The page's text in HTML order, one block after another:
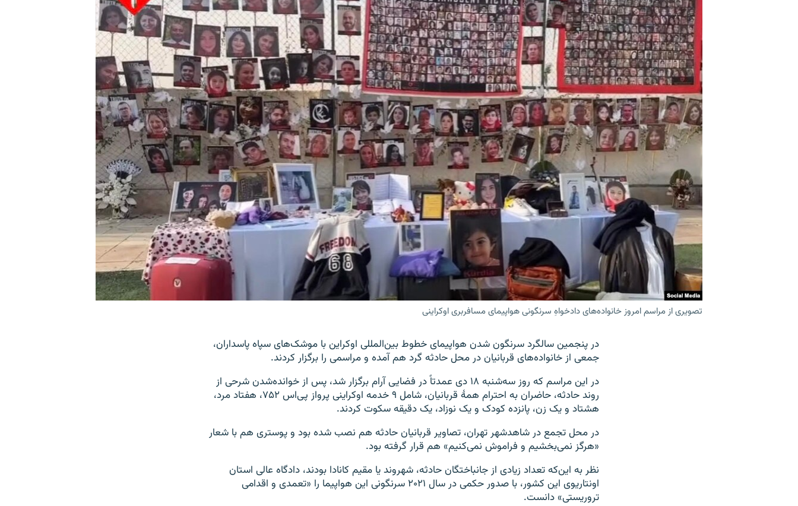
تصویری از مراسم امروز خانواده‌های دادخواهِ سرنگونی هواپیمای مسافربری اوکراینی
در پنجمین سالگرد سرنگون شدن هواپیمای خطوط بین‌المللی اوکراین با موشک‌های سپاه پاسداران،
جمعی از خانواده‌های قربانیان در محل حادثه گرد هم آمده و مراسمی را برگزار کردند.
در این مراسم که روز سه‌شنبه ۱۸ دی عمدتاً در فضایی آرام برگزار شد، پس از خوانده‌شدن شرحی از
روند حادثه، حاضران به احترام همۀ قربانیان، شامل ۹ خدمه اوکراینی پرواز پی‌اس ۷۵۲، هفتاد مرد،
هشتاد و یک زن، پانزده کودک و یک نوزاد،‌ یک دقیقه سکوت کردند.
در محل تجمع در شاهد‌شهر تهران،‌ تصاویر قربانیان حادثه هم نصب شده بود و پوستری هم با شعار
«هرگز نمی‌بخشیم و فراموش نمی‌کنیم» هم قرار گرفته بود.
نظر به این‌که تعداد زیادی از جانباختگان حادثه، شهروند یا مقیم کانادا بودند،‌ دادگاه عالی استان
اونتاریوی این کشور، با صدور حکمی در سال ۲۰۲۱ سرنگونی این هواپیما را «تعمدی و اقدامی
تروریستی» دانست.